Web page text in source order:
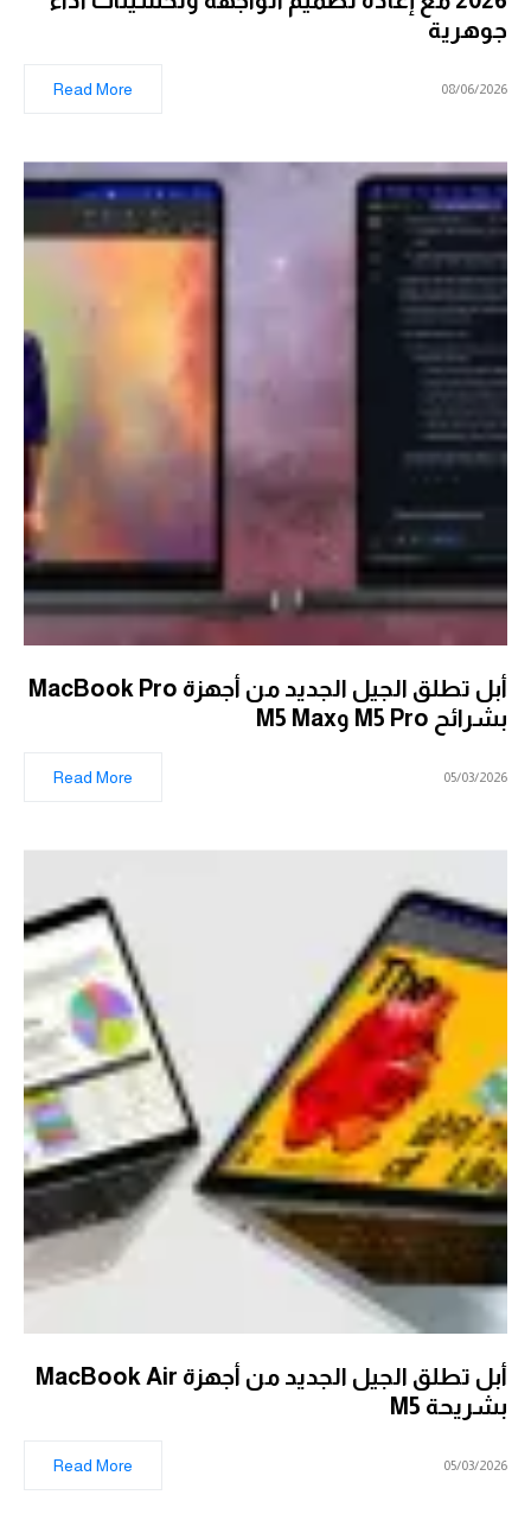
جوهرية
08/06/2026
Read More
أبل تطلق الجيل الجديد من أجهزة MacBook Pro
بشرائح M5 Pro وM5 Max
05/03/2026
Read More
أبل تطلق الجيل الجديد من أجهزة MacBook Air
بشريحة M5
05/03/2026
Read More